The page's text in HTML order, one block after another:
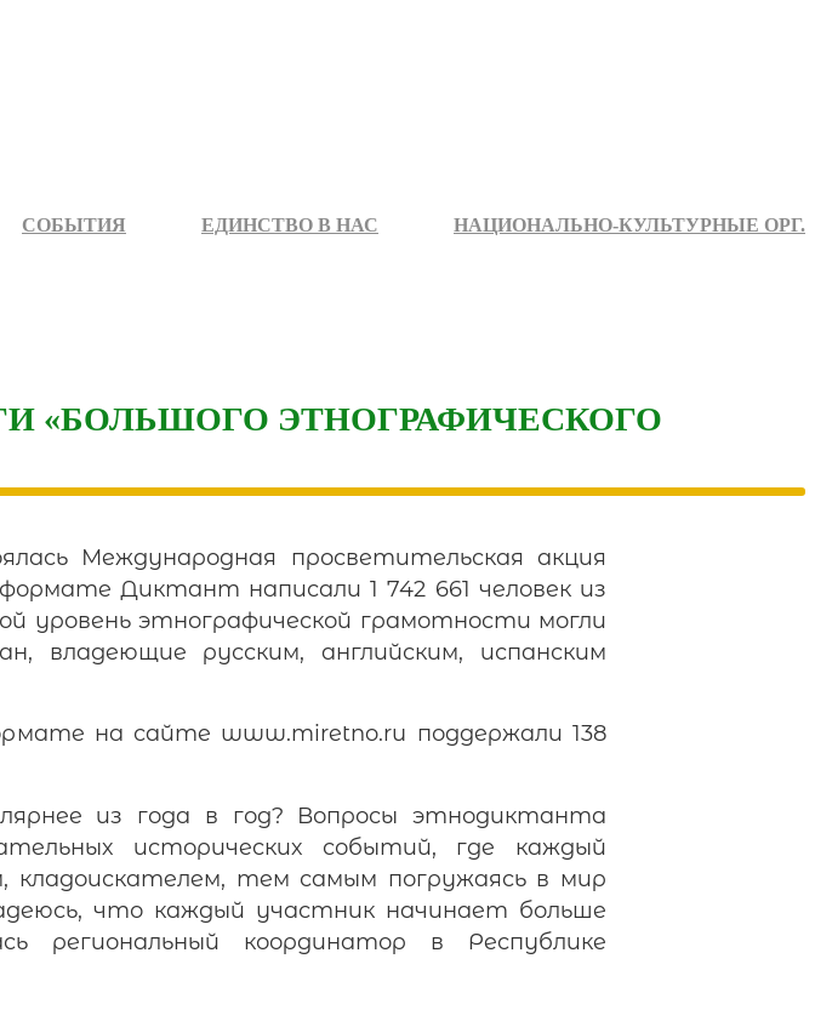
СОБЫТИЯ ЕДИНСТВО В НАС НАЦИОНАЛЬНО-КУЛЬТУРНЫЕ ОРГ.
«БОЛЬШОГО ЭТНОГРАФИЧЕСКОГО
Международная просветительская акция
Диктант написали 1 742 661 человек из
уровень этнографической грамотности могли
владеющие русским, английским, испанским
на сайте www.miretno.ru поддержали 138
из года в год? Вопросы этнодиктанта
исторических событий, где каждый
кладоискателем, тем самым погружаясь в мир
что каждый участник начинает больше
региональный координатор в Республике